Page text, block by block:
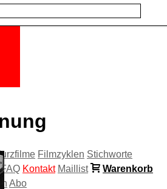
Filmzyklen Stichworte
FAQ Kontakt Maillist
Warenkorb
Abo